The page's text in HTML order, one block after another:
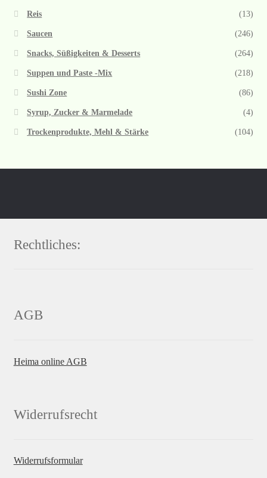
Reis (13)
Saucen (246)
Snacks, Süßigkeiten & Desserts (264)
Suppen und Paste -Mix (218)
Sushi Zone (86)
Syrup, Zucker & Marmelade (4)
Trockenprodukte, Mehl & Stärke (104)
Rechtliches:
AGB
Heima online AGB
Widerrufsrecht
Widerrufsformular